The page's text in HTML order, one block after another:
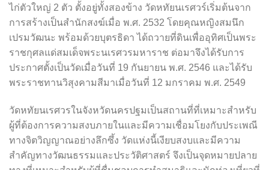
ไก่ตัวใหญ่ 2 ตัว ตั้งอยู่ทั้งสองข้าง วัดหทัยนเรศวร์เริ่มต้นจาก
การสร้างเป็นสำนักสงฆ์เมื่อ พ.ศ. 2532 โดยคุณหญิงสมนึก
เปรมวัฒนะ พร้อมด้วยบุตรธิดา ได้ถวายที่ดินเพื่ออุทิศเป็นพระ
ราชกุศลแด่สมเด็จพระนเรศวรมหาราช ต่อมาจึงได้รับการ
ประกาศตั้งเป็นวัดเมื่อวันที่ 19 กันยายน พ.ศ. 2546 และได้รับ
พระราชทานวิสุงคามสีมาเมื่อวันที่ 12 มกราคม พ.ศ. 2549
วัดหทัยนเรศวรในจังหวัดนครปฐมเป็นสถานที่ที่เหมาะสำหรับ
ผู้ที่ต้องการความสงบภายในและมีความเชื่อมโยงกับประเพณี
ทางจิตวิญญาณอย่างลึกซึ้ง วัดแห่งนี้เงียบสงบและมีความ
สำคัญทางวัฒนธรรมและประวัติศาสตร์ จึงเป็นจุดหมายปลาย